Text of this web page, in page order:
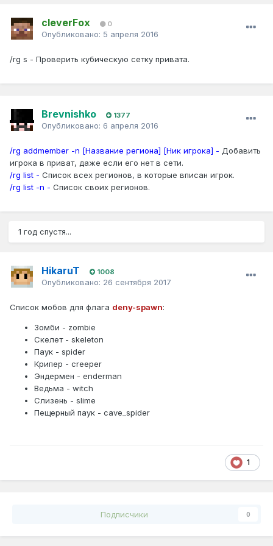
cleverFox 0
Опубликовано: 5 апреля 2016
/rg s - Проверить кубическую сетку привата.
Brevnishko 1377
Опубликовано: 6 апреля 2016
/rg addmember -n [Название региона] [Ник игрока] - Добавить
игрока в приват, даже если его нет в сети.
/rg list - Список всех регионов, в которые вписан игрок.
/rg list -n - Список своих регионов.
1 год спустя...
HikaruT 1008
Опубликовано: 26 сентября 2017
Список мобов для флага deny-spawn:
Зомби - zombie
Скелет - skeleton
Паук - spider
Крипер - creeper
Эндермен - enderman
Ведьма - witch
Слизень - slime
Пещерный паук - cave_spider
1
Подписчики 0